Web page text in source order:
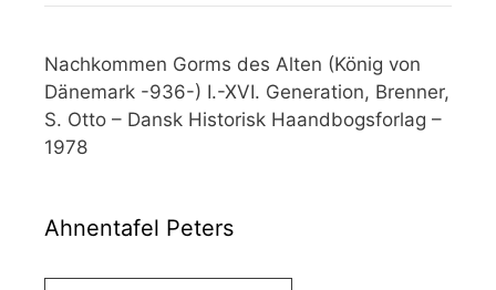
Nachkommen Gorms des Alten (König von
Dänemark -936-) I.-XVI. Generation, Brenner,
S. Otto – Dansk Historisk Haandbogsforlag –
1978
Ahnentafel Peters